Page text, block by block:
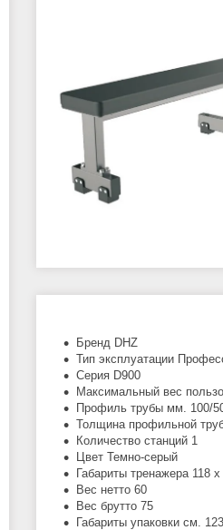
Бренд DHZ
Тип эксплуатации
Серия D900
Максимальный вес
Профиль трубы мм. 100/
Толщина профильной
Количество станций 1
Цвет Темно-серый
Габариты тренажера 118
Вес нетто 60
Вес брутто 75
Габариты упаковки см.